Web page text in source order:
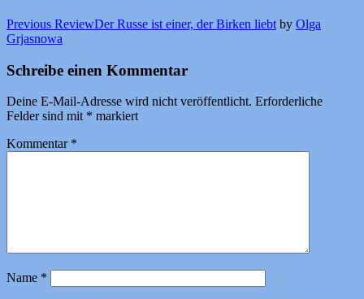
Previous ReviewDer Russe ist einer, der Birken liebt by Olga
Grjasnowa
Schreibe einen Kommentar
Deine E-Mail-Adresse wird nicht veröffentlicht. Erforderliche
Felder sind mit * markiert
Kommentar *
Name *